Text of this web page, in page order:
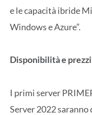
e le capacità ibride
Windows e Azure”.
Disponibilità e prezzi
I primi server
Server 2022